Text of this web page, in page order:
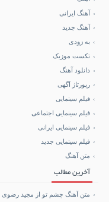
آهنگ ایرانی
آهنگ جدید
به زودی
تکست موزیک
دانلود آهنگ
رپورتاژ آگهی
فیلم سینمایی
فیلم سینمایی اجتماعی
فیلم سینمایی ایرانی
فیلم سینمایی جدید
متن آهنگ
آخرین مطالب
متن آهنگ چشم تو از مجید رضوی